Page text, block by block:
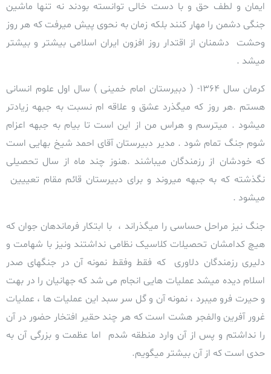
ایمان و لطف حق و با دست خالی توانسته بودند نه تنها ماشین
جنگی دشمن را مهار کنند بلکه زمان به نحوی پیش میرفت که هر روز
وحشت دشمنان از اقتدار روز افزون ایران اسلامی بیشتر و بیشتر
میشد .
کرمان سال 1364- ( دبیرستان امام خمینی ) سال اول علوم انسانی
هستم .هر روز که میگذرد عشق و علاقه ام نسبت به جبهه زیادتر
میشود . میترسم و هراس من از این است تا بیام به جبهه اعزام
شوم جنگ تمام شود . مدیر دبیرستان آقای احمد شیخ بهایی است
که خودشان از رزمندگان میباشند .هنوز چند ماه از سال تحصیلی
نگذشته که به جبهه میروند و برای دبیرستان قائم مقام تعییین
میشود .
جنگ نیز مراحل حساسی را میگذراند ، با ابتکار فرماندهان جوان که
هیچ کدامشان تحصیلات کلاسیک نظامی نداشتند ونیز با شهامت و
دلیری رزمندگان دلاوری که فقط وفقط نمونه آن در جنگهای صدر
اسلام دیده میشد عملیات هایی انجام می شد که جهانیان را در بهت
و حیرت فرو میبرد ، نمونه آن و گل سر سبد این عملیات ها ، عملیات
غرور آفرین والفجر هشت است که هر چند حقیر افتخار حضور در آن
را نداشتم و پس از آن وارد منطقه شدم اما عظمت و بزرگی آن به
حدی است که از آن بیشتر میگویم.